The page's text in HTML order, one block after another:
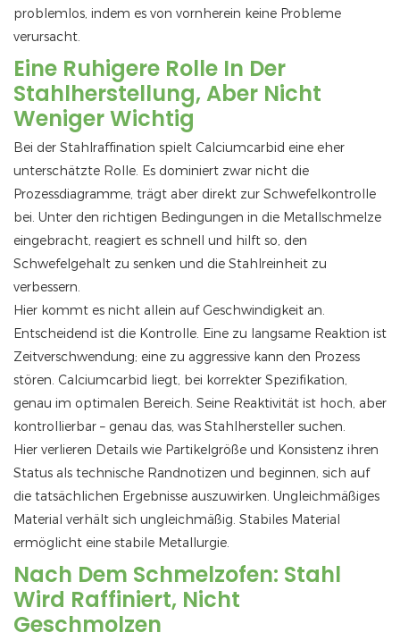
problemlos, indem es von vornherein keine Probleme
verursacht.
Eine Ruhigere Rolle In Der
Stahlherstellung, Aber Nicht
Weniger Wichtig
Bei der Stahlraffination spielt Calciumcarbid eine eher
unterschätzte Rolle. Es dominiert zwar nicht die
Prozessdiagramme, trägt aber direkt zur Schwefelkontrolle
bei. Unter den richtigen Bedingungen in die Metallschmelze
eingebracht, reagiert es schnell und hilft so, den
Schwefelgehalt zu senken und die Stahlreinheit zu
verbessern.
Hier kommt es nicht allein auf Geschwindigkeit an.
Entscheidend ist die Kontrolle. Eine zu langsame Reaktion ist
Zeitverschwendung; eine zu aggressive kann den Prozess
stören. Calciumcarbid liegt, bei korrekter Spezifikation,
genau im optimalen Bereich. Seine Reaktivität ist hoch, aber
kontrollierbar – genau das, was Stahlhersteller suchen.
Hier verlieren Details wie Partikelgröße und Konsistenz ihren
Status als technische Randnotizen und beginnen, sich auf
die tatsächlichen Ergebnisse auszuwirken. Ungleichmäßiges
Material verhält sich ungleichmäßig. Stabiles Material
ermöglicht eine stabile Metallurgie.
Nach Dem Schmelzofen: Stahl
Wird Raffiniert, Nicht
Geschmolzen